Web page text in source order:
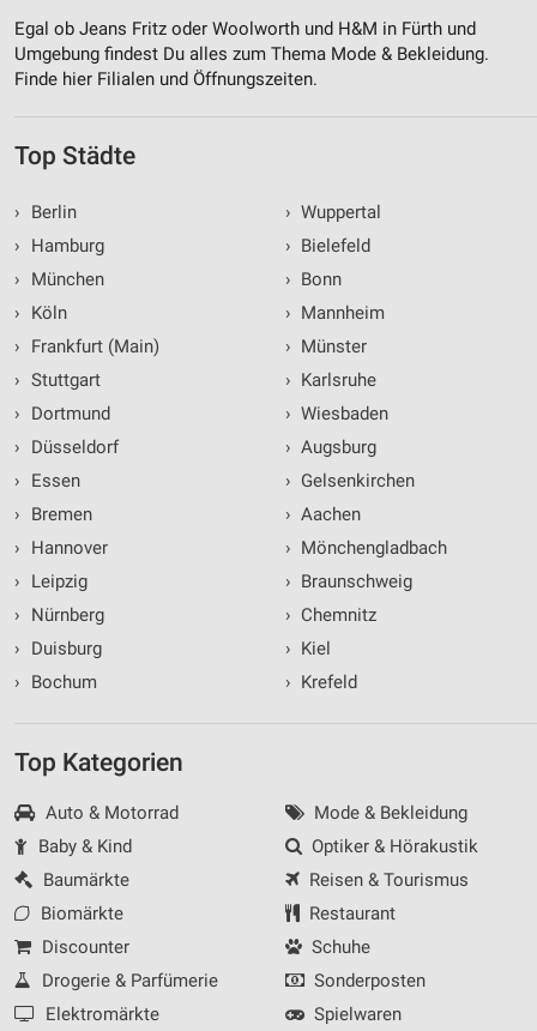
Egal ob Jeans Fritz oder Woolworth und H&M in Fürth und
Umgebung findest Du alles zum Thema Mode & Bekleidung.
Finde hier Filialen und Öffnungszeiten.
Top Städte
›
Berlin
›
Hamburg
›
München
›
Köln
›
Frankfurt (Main)
› Stuttgart
›
Dortmund
›
Düsseldorf
›
Essen
›
Bremen
›
Hannover
›
Leipzig
›
Nürnberg
›
Duisburg
›
Bochum
› Wuppertal
› Bielefeld
› Bonn
› Mannheim
› Münster
› Karlsruhe
› Wiesbaden
› Augsburg
› Gelsenkirchen
› Aachen
› Mönchengladbach
› Braunschweig
› Chemnitz
› Kiel
› Krefeld
Top Kategorien
Auto & Motorrad
Baby & Kind
Baumärkte
Biomärkte
Discounter
Drogerie & Parfümerie
Elektromärkte
Mode & Bekleidung
Optiker & Hörakustik
Reisen & Tourismus
Restaurant
Schuhe
Sonderposten
Spielwaren